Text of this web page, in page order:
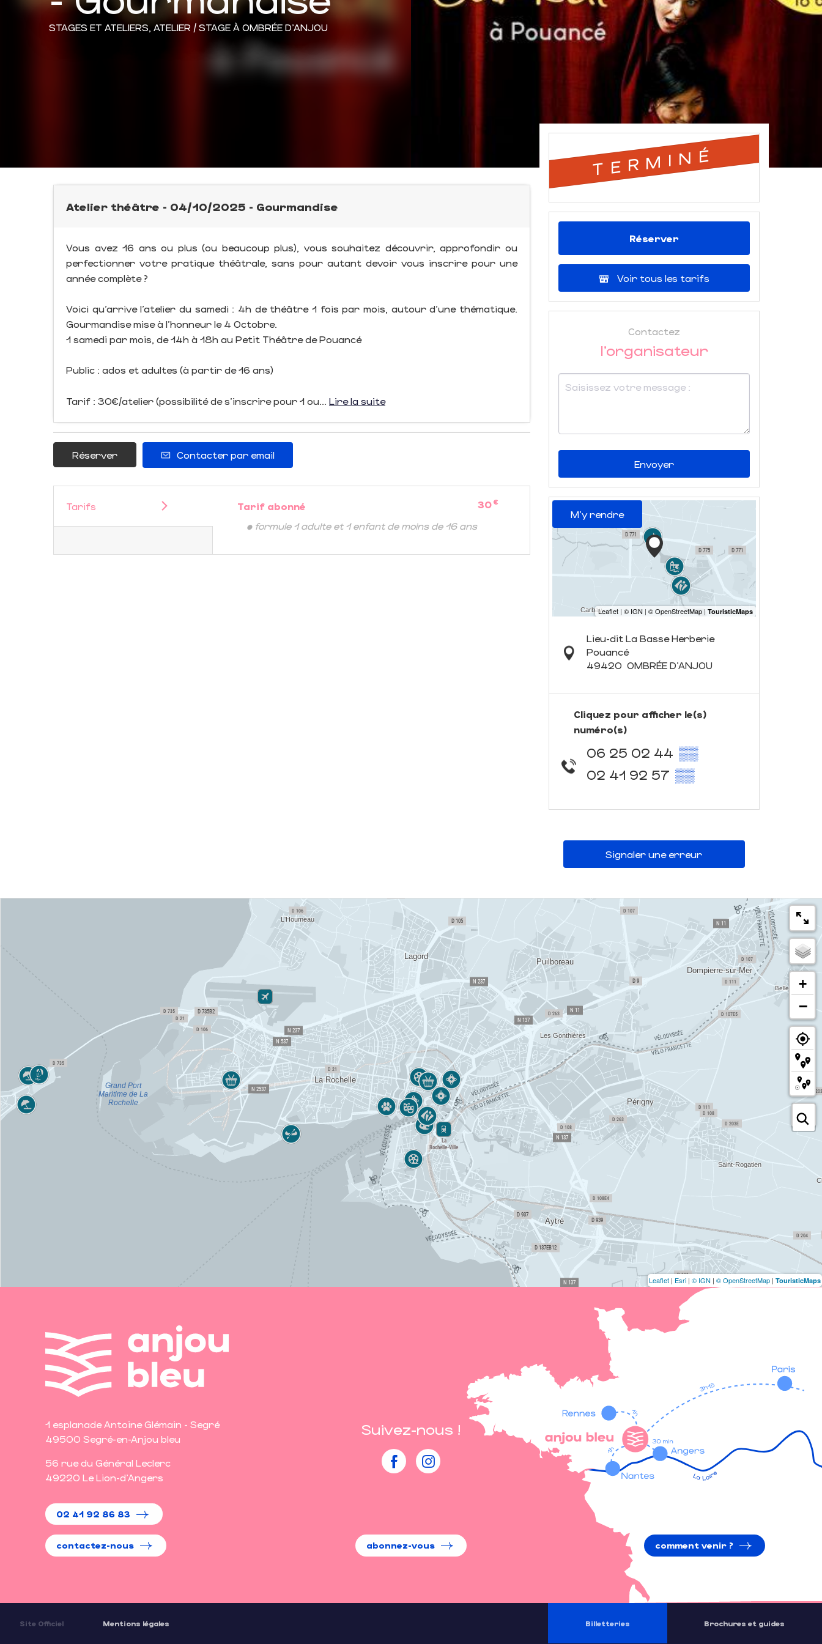
STAGES ET ATELIERS, ATELIER / STAGE À OMBRÉE D'ANJOU
Atelier théâtre - 04/10/2025 - Gourmandise
Vous avez 16 ans ou plus (ou beaucoup plus), vous souhaitez découvrir, approfondir ou
perfectionner votre pratique théâtrale, sans pour autant devoir vous inscrire pour une
année complète ?
Voici qu’arrive l’atelier du samedi : 4h de théâtre 1 fois par mois, autour d’une thématique.
Gourmandise mise à l'honneur le 4 Octobre.
1 samedi par mois, de 14h à 18h au Petit Théâtre de Pouancé
Public : ados et adultes (à partir de 16 ans)
Tarif : 30€/atelier (possibilité de s’inscrire pour 1 ou... Lire la suite
Réserver Contacter par email
Tarifs Tarif abonné 30 €
• formule 1 adulte et 1 enfant de moins de 16 ans
TERMINÉ
Réserver
Voir tous les tarifs
Contactez
l'organisateur
Envoyer
M'y rendre
Lieu-dit La Basse Herberie
Pouancé
49420 OMBRÉE D'ANJOU
Cliquez pour afficher le(s)
numéro(s)
06 25 02 44 ▒▒
02 41 92 57 ▒▒
Signaler une erreur
+
−
Leaflet | Esri | © IGN | © OpenStreetMap | TouristicMaps
1 esplanade Antoine Glémain - Segré
49500 Segré-en-Anjou bleu
56 rue du Général Leclerc
49220 Le Lion-d'Angers
02 41 92 86 83
contactez-nous
Suivez-nous !
abonnez-vous comment venir ?
Site Officiel Mentions légales Billetteries Brochures et guides